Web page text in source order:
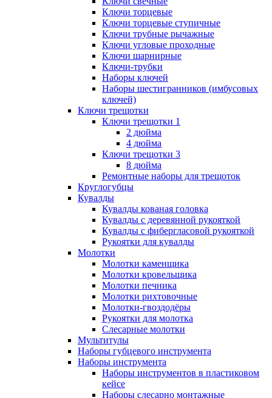
Ключи торцевые
Ключи торцевые ступичные
Ключи трубные рычажные
Ключи угловые проходные
Ключи шарнирные
Ключи-трубки
Наборы ключей
Наборы шестигранников (имбусовых
ключей)
Ключи трещотки
Ключи трещотки 1
2 дюйма
4 дюйма
Ключи трещотки 3
8 дюйма
Ремонтные наборы для трещоток
Круглогубцы
Кувалды
Кувалды кованая головка
Кувалды с деревянной рукояткой
Кувалды с фибергласовой рукояткой
Рукоятки для кувалды
Молотки
Молотки каменщика
Молотки кровельщика
Молотки печника
Молотки рихтовочные
Молотки-гвоздодёры
Рукоятки для молотка
Слесарные молотки
Мультитулы
Наборы губцевого инструмента
Наборы инструмента
Наборы инструментов в пластиковом
кейсе
Наборы слесарно монтажные